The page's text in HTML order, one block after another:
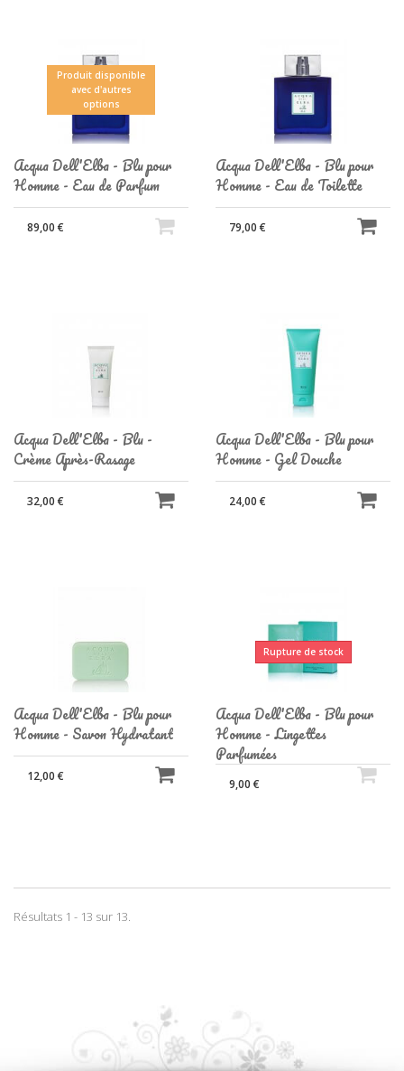
Produit disponible
avec d'autres
options
Acqua Dell'Elba - Blu pour
Homme - Eau de Parfum
89,00 €
Acqua Dell'Elba - Blu pour
Homme - Eau de Toilette
79,00 €
Acqua Dell'Elba - Blu -
Crème Après-Rasage
32,00 €
Acqua Dell'Elba - Blu pour
Homme - Gel Douche
24,00 €
Acqua Dell'Elba - Blu pour
Homme - Savon Hydratant
12,00 €
Rupture de stock
Acqua Dell'Elba - Blu pour
Homme - Lingettes
Parfumées
9,00 €
Résultats 1 - 13 sur 13.